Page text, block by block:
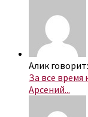
Алик говорит:
За все время
Арсений...